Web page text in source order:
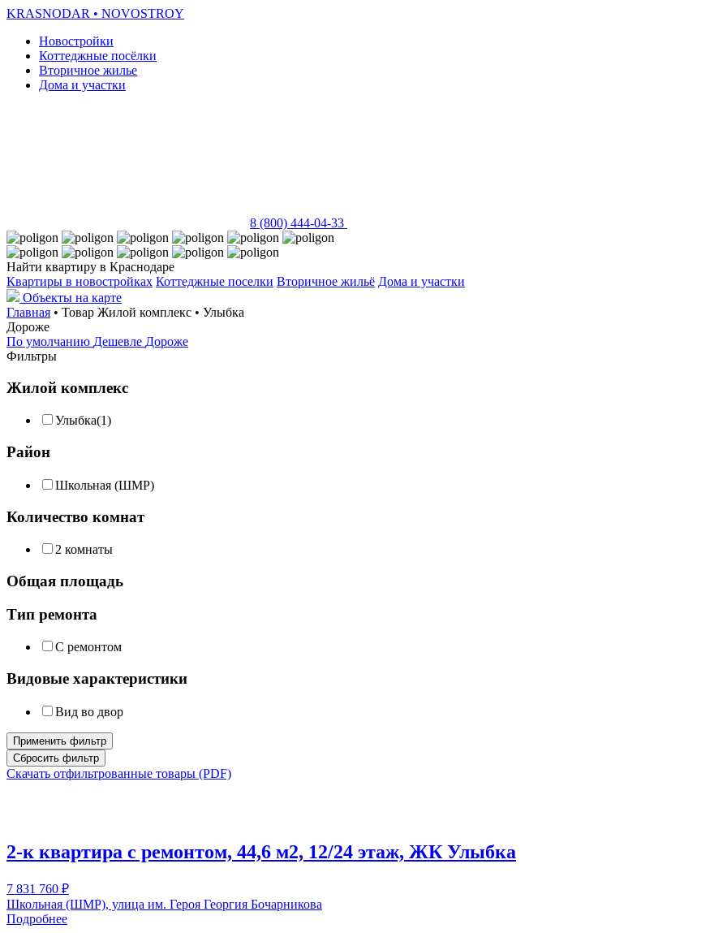
KRASNODAR • NOVOSTROY
Новостройки
Коттеджные посёлки
Вторичное жилье
Дома и участки
8 (800) 444-04-33
Найти квартиру в Краснодаре
Квартиры в новостройках Коттеджные поселки Вторичное жильё Дома и участки
Объекты на карте
Главная • Товар Жилой комплекс • Улыбка
Дороже
По умолчанию Дешевле Дороже
Фильтры
Жилой комплекс
Улыбка(1)
Район
Школьная (ШМР)
Количество комнат
2 комнаты
Общая площадь
Тип ремонта
С ремонтом
Видовые характеристики
Вид во двор
Применить фильтр
Сбросить фильтр
Скачать отфильтрованные товары (PDF)
2-к квартира с ремонтом, 44,6 м2, 12/24 этаж, ЖК Улыбка
7 831 760 ₽
Школьная (ШМР), улица им. Героя Георгия Бочарникова
Подробнее